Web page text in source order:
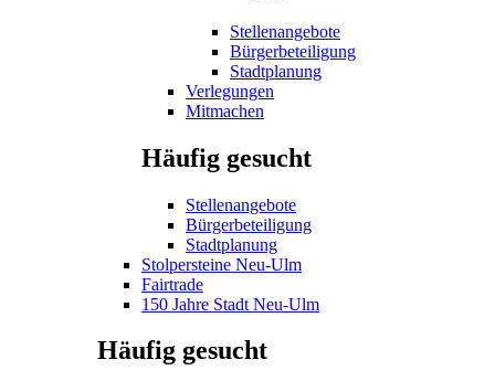
Stellenangebote
Bürgerbeteiligung
Stadtplanung
Verlegungen
Mitmachen
Häufig gesucht
Stellenangebote
Bürgerbeteiligung
Stadtplanung
Stolpersteine Neu-Ulm
Fairtrade
150 Jahre Stadt Neu-Ulm
Häufig gesucht